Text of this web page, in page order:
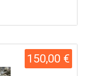
150,00 €